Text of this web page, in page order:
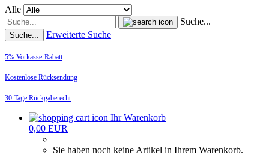
Alle
Suche...
Suche... Erweiterte Suche
5% Vorkasse-Rabatt
Kostenlose Rücksendung
30 Tage Rückgaberecht
Ihr Warenkorb
0,00 EUR
Sie haben noch keine Artikel in Ihrem Warenkorb.